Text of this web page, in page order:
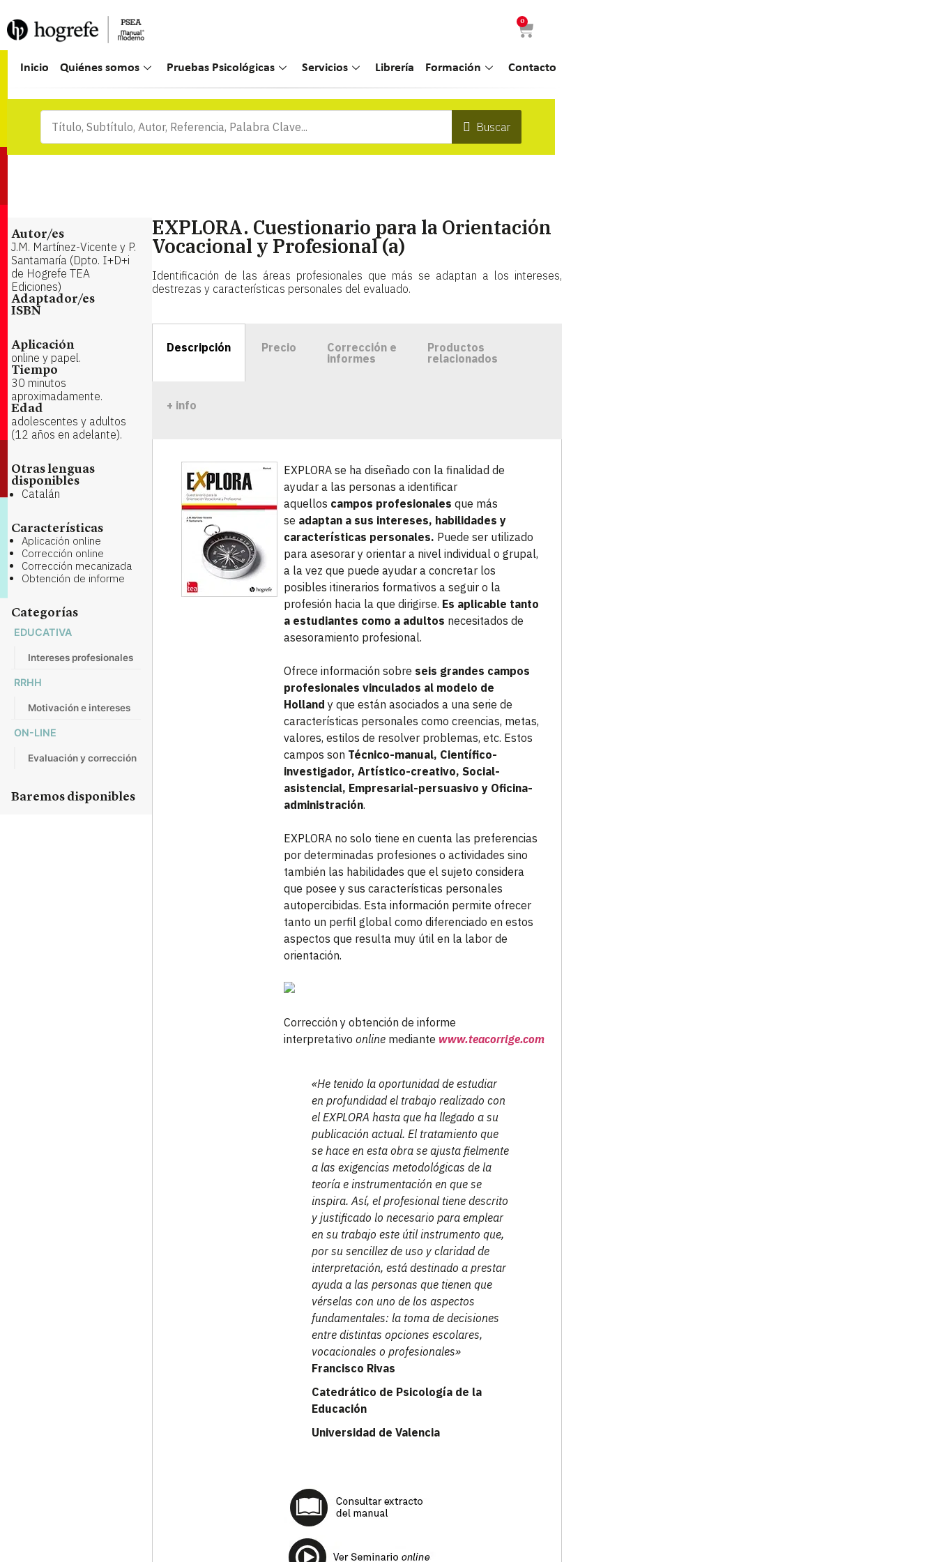
0
Inicio Quiénes somos Pruebas Psicológicas Servicios Librería Formación Contacto
Buscar
Autor/es
J.M. Martínez-Vicente y P.
Santamaría (Dpto. I+D+i
de Hogrefe TEA
Ediciones)
Adaptador/es
ISBN
Aplicación
online y papel.
Tiempo
30 minutos
aproximadamente.
Edad
adolescentes y adultos
(12 años en adelante).
Otras lenguas
disponibles
Catalán
Características
Aplicación online
Corrección online
Corrección mecanizada
Obtención de informe
Categorías
EDUCATIVA
Intereses profesionales
RRHH
Motivación e intereses
ON-LINE
Evaluación y corrección
Baremos disponibles
EXPLORA. Cuestionario para la Orientación
Vocacional y Profesional (a)
Identificación de las áreas profesionales que más se adaptan a los intereses,
destrezas y características personales del evaluado.
Descripción Precio
Corrección e
informes
Productos
relacionados
+ info
EXPLORA se ha diseñado con la finalidad de
ayudar a las personas a identificar
aquellos campos profesionales que más
se adaptan a sus intereses, habilidades y
características personales. Puede ser utilizado
para asesorar y orientar a nivel individual o grupal,
a la vez que puede ayudar a concretar los
posibles itinerarios formativos a seguir o la
profesión hacia la que dirigirse. Es aplicable tanto
a estudiantes como a adultos necesitados de
asesoramiento profesional.
Ofrece información sobre seis grandes campos
profesionales vinculados al modelo de
Holland y que están asociados a una serie de
características personales como creencias, metas,
valores, estilos de resolver problemas, etc. Estos
campos son Técnico-manual, Científico-
investigador, Artístico-creativo, Social-
asistencial, Empresarial-persuasivo y Oficina-
administración.
EXPLORA no solo tiene en cuenta las preferencias
por determinadas profesiones o actividades sino
también las habilidades que el sujeto considera
que posee y sus características personales
autopercibidas. Esta información permite ofrecer
tanto un perfil global como diferenciado en estos
aspectos que resulta muy útil en la labor de
orientación.
Corrección y obtención de informe
interpretativoonline mediante www.teacorrige.com
«He tenido la oportunidad de estudiar
en profundidad el trabajo realizado con
el EXPLORA hasta que ha llegado a su
publicación actual. El tratamiento que
se hace en esta obra se ajusta fielmente
a las exigencias metodológicas de la
teoría e instrumentación en que se
inspira. Así, el profesional tiene descrito
y justificado lo necesario para emplear
en su trabajo este útil instrumento que,
por su sencillez de uso y claridad de
interpretación, está destinado a prestar
ayuda a las personas que tienen que
vérselas con uno de los aspectos
fundamentales: la toma de decisiones
entre distintas opciones escolares,
vocacionales o profesionales»
Francisco Rivas
Catedrático de Psicología de la
Educación
Universidad de Valencia